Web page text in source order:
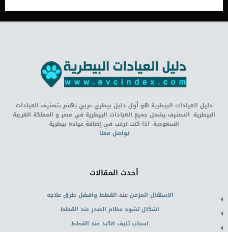
دليل العيادات البيطرية هو أول دليل بيطري عربي يهتم بتصنيف العيادات
البيطرية. التصنيف يشمل جميع العيادات البيطرية في مصر و المملكة العربية
السعودية. اذا كنت ترغب في إضافة عيادة بيطرية
تواصل معنا
أحدث المقالات
الاسهال المزمن عند القطط وافضل طرق علاجه
اشكال تشوه عظام الصدر عند القطط
اسباب تليف الكبد عند القطط